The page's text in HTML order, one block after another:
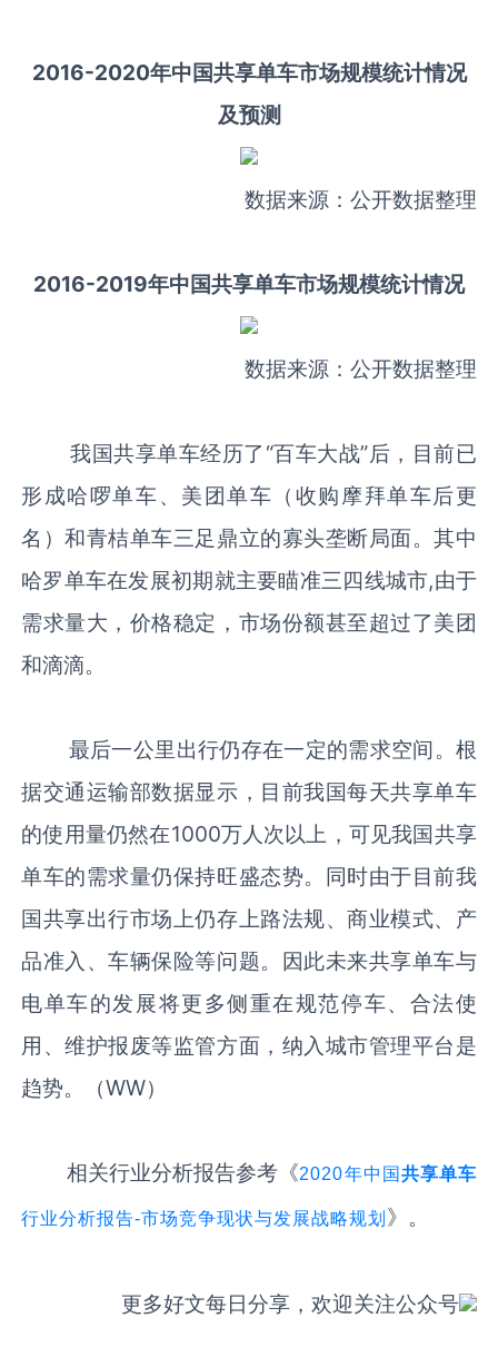
2016-2020年中国共享单车市场规模统计情况
及预测
数据来源：公开数据整理
2016-2019年中国共享单车市场规模统计情况
数据来源：公开数据整理
我国共享单车经历了“百车大战”后，目前已
形成哈啰单车、美团单车（收购摩拜单车后更
名）和青桔单车三足鼎立的寡头垄断局面。其中
哈罗单车在发展初期就主要瞄准三四线城市,由于
需求量大，价格稳定，市场份额甚至超过了美团
和滴滴。
最后一公里出行仍存在一定的需求空间。根
据交通运输部数据显示，目前我国每天共享单车
的使用量仍然在1000万人次以上，可见我国共享
单车的需求量仍保持旺盛态势。同时由于目前我
国共享出行市场上仍存上路法规、商业模式、产
品准入、车辆保险等问题。因此未来共享单车与
电单车的发展将更多侧重在规范停车、合法使
用、维护报废等监管方面，纳入城市管理平台是
趋势。（WW）
相关行业分析报告参考《2020年中国共享单车
行业分析报告-市场竞争现状与发展战略规划 》。
更多好文每日分享，欢迎关注公众号